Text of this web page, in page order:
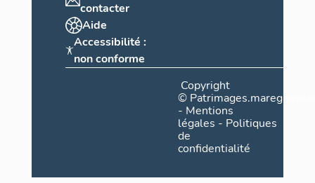
contacter
Aide
Accessibilité :
non conforme
Copyright
©
- Mentions
légales - Politiques
de
confidentialité